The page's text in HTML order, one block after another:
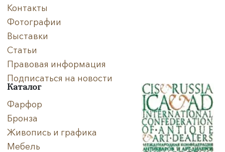
Контакты
Фотографии
Выставки
Статьи
Правовая информация
Подписаться на новости
Каталог
Фарфор
Бронза
Живопись и графика
Мебель